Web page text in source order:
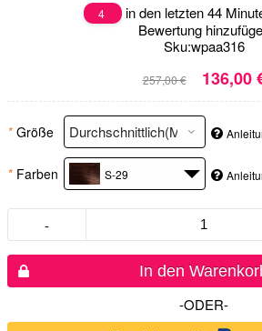
4
in den letzten 44
Bewertung
Sku:wpaa316
257,00 € 136,00
* Größe
* Farben S-29
-
In den
-ODER-